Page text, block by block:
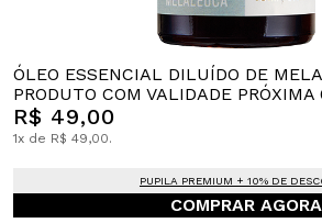
ÓLEO ESSENCIAL DILUÍDO DE
PRODUTO COM VALIDADE
R$ 49,00
1x de R$ 49,00.
PUPILA PREMIUM + 10% DE
COMPRAR AGORA